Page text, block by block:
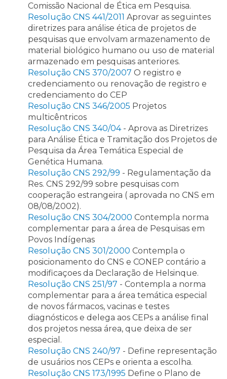
Comissão Nacional de Ética em Pesquisa.
Resolução CNS 441/2011 Aprovar as seguintes
diretrizes para análise ética de projetos de
pesquisas que envolvam armazenamento de
material biológico humano ou uso de material
armazenado em pesquisas anteriores.
Resolução CNS 370/2007 O registro e
credenciamento ou renovação de registro e
credenciamento do CEP
Resolução CNS 346/2005 Projetos
multicêntricos
Resolução CNS 340/04- Aprova as Diretrizes
para Análise Ética e Tramitação dos Projetos de
Pesquisa da Área Temática Especial de
Genética Humana.
Resolução CNS 292/99 - Regulamentação da
Res. CNS 292/99 sobre pesquisas com
cooperação estrangeira ( aprovada no CNS em
08/08/2002).
Resolução CNS 304/2000 Contempla norma
complementar para a área de Pesquisas em
Povos Indígenas
Resolução CNS 301/2000 Contempla o
posicionamento do CNS e CONEP contário a
modificaçoes da Declaração de Helsinque.
Resolução CNS 251/97 - Contempla a norma
complementar para a área temática especial
de novos fármacos, vacinas e testes
diagnósticos e delega aos CEPs a análise final
dos projetos nessa área, que deixa de ser
especial.
Resolução CNS 240/97 - Define representação
de usuários nos CEPs e orienta a escolha.
Resolução CNS 173/1995 Define o Plano de